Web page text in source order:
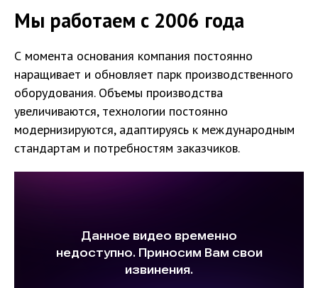
Мы работаем с 2006 года
С момента основания компания постоянно
наращивает и обновляет парк производственного
оборудования. Объемы производства
увеличиваются, технологии постоянно
модернизируются, адаптируясь к международным
стандартам и потребностям заказчиков.